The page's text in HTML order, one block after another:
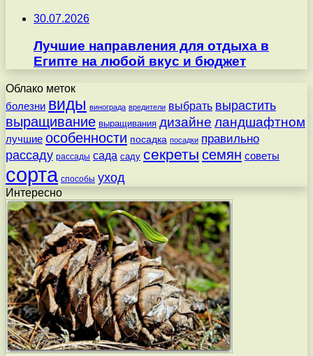
30.07.2026
Лучшие направления для отдыха в
Египте на любой вкус и бюджет
Облако меток
болезни виды винограда вредители выбрать вырастить
выращивание выращивания дизайне ландшафтном
лучшие особенности посадка посадки правильно
рассаду рассады сада саду секреты семян советы
сорта способы уход
Интересно